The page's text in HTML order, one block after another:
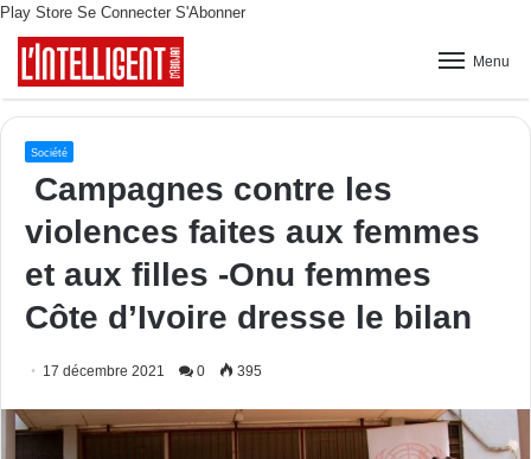
Play Store Se Connecter S'Abonner
Menu
Société
Campagnes contre les
violences faites aux femmes
et aux filles -Onu femmes
Côte d’Ivoire dresse le bilan
17 décembre 2021 0 395